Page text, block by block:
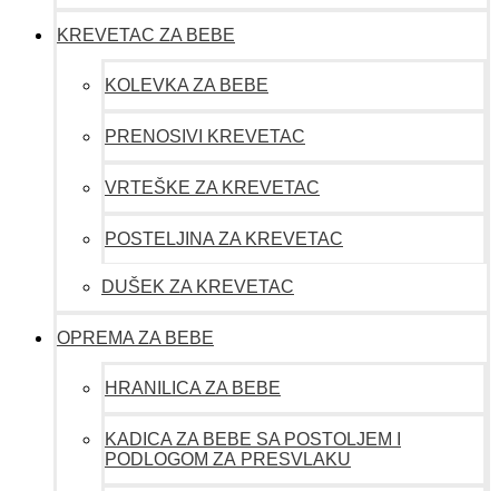
KREVETAC ZA BEBE
KOLEVKA ZA BEBE
PRENOSIVI KREVETAC
VRTEŠKE ZA KREVETAC
POSTELJINA ZA KREVETAC
DUŠEK ZA KREVETAC
OPREMA ZA BEBE
HRANILICA ZA BEBE
KADICA ZA BEBE SA POSTOLJEM I
PODLOGOM ZA PRESVLAKU